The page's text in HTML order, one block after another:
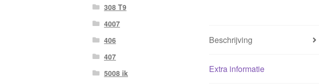
Beschrijving
Extra informatie
308 T9
4007
406
407
5008 ik